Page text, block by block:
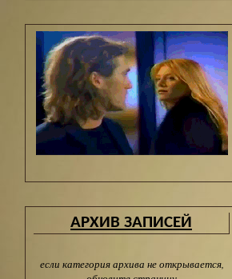
АРХИВ ЗАПИСЕЙ
если категория архива не открывается,